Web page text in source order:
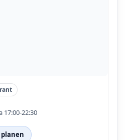
17:00-22:30